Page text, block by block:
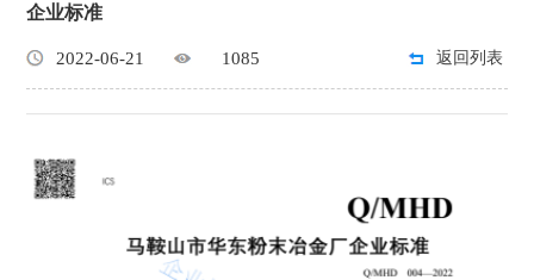
企业标准
2022-06-21 1085 返回列表